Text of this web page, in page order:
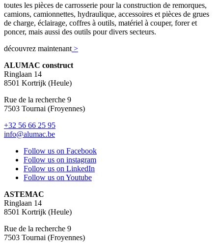
toutes les pièces de carrosserie pour la construction de remorques,
camions, camionnettes, hydraulique, accessoires et pièces de grues
de charge, éclairage, coffres à outils, matériel à couper, forer et
poncer, mais aussi des outils pour divers secteurs.
découvrez maintenant >
ALUMAC construct
Ringlaan 14
8501 Kortrijk (Heule)
Rue de la recherche 9
7503 Tournai (Froyennes)
+32 56 66 25 95
info@alumac.be
Follow us on Facebook
Follow us on instagram
Follow us on LinkedIn
Follow us on Youtube
ASTEMAC
Ringlaan 14
8501 Kortrijk (Heule)
Rue de la recherche 9
7503 Tournai (Froyennes)